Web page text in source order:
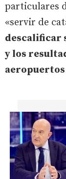
particulares
«servir de
descalificar
y los
aeropuertos